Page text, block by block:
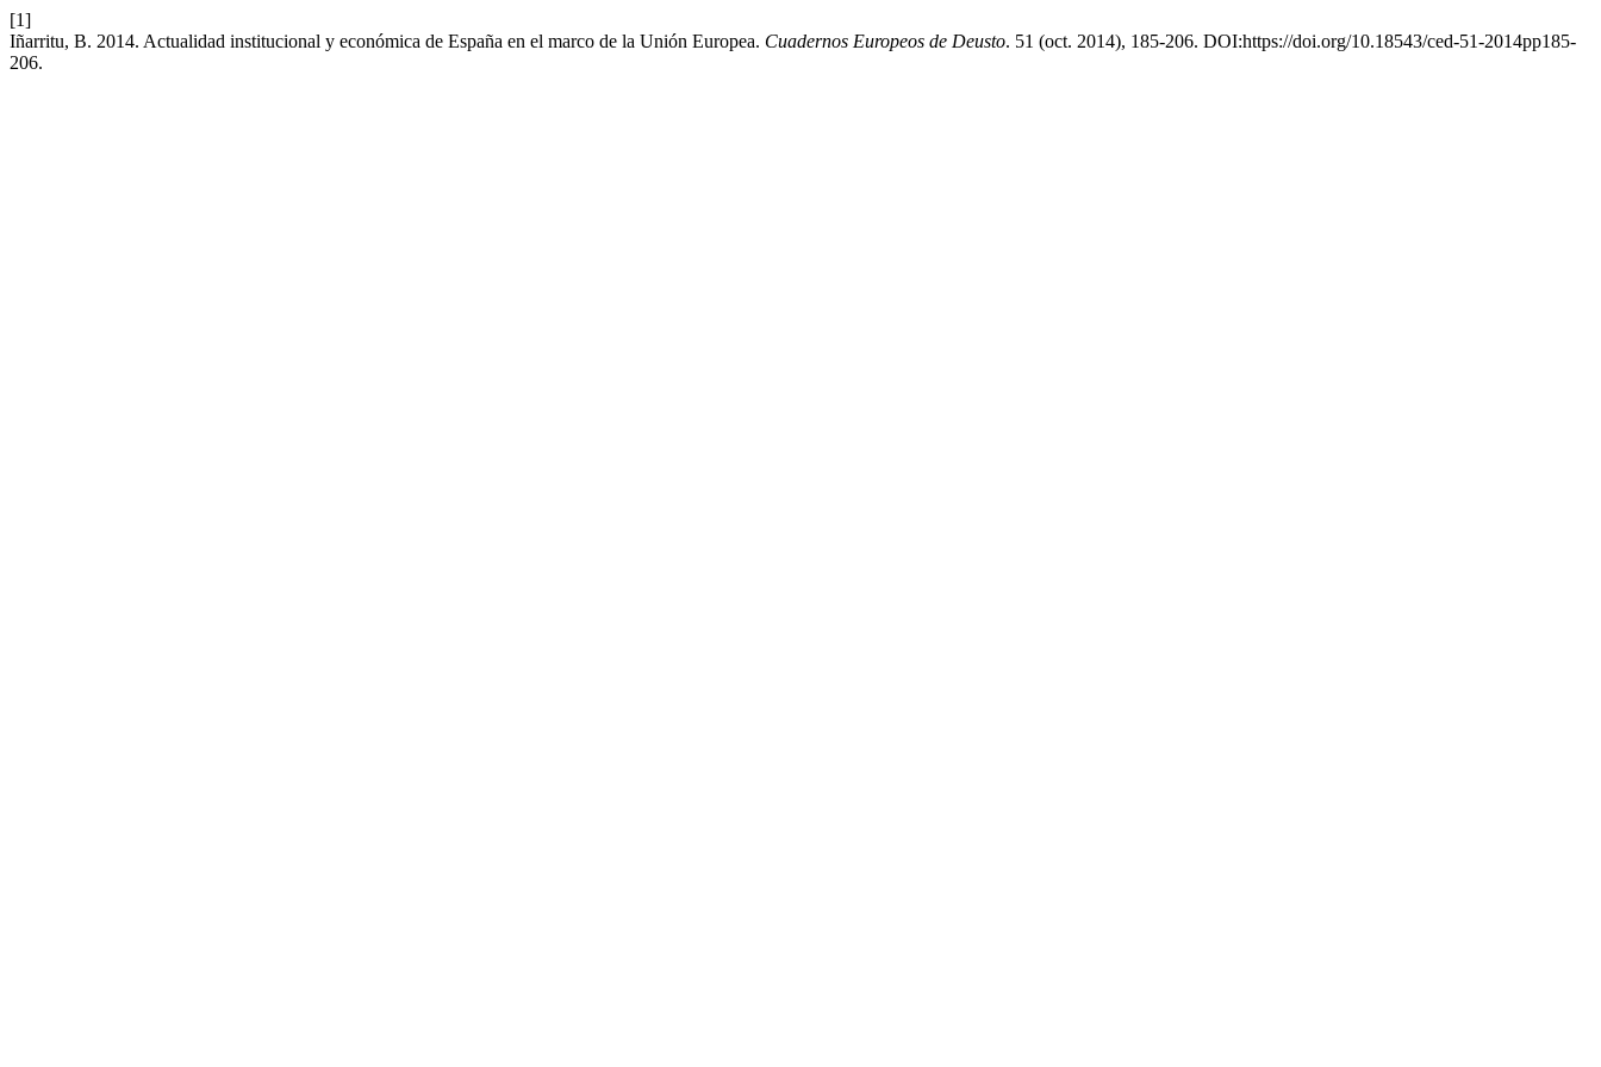
[1]
Iñarritu, B. 2014. Actualidad institucional y económica de España en el marco de la Unión Europea. Cuadernos Europeos de Deusto. 51 (oct. 2014), 185-206. DOI:https://doi.org/10.18543/ced-51-2014pp185-
206.